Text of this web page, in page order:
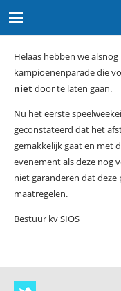
Helaas hebben we
kampioenenparade die
nietdoor te laten gaan.
Nu het eerste
geconstateerd dat het
gemakkelijk gaat en met
evenement als deze nog
niet garanderen dat
maatregelen.
Bestuur kv SIOS